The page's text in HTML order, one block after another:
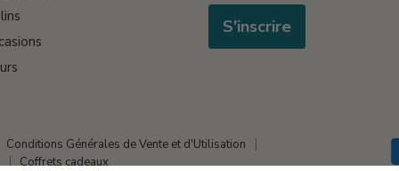
S'inscrire
Conditions Générales de Vente et d'Utilisation
Coffrets cadeaux